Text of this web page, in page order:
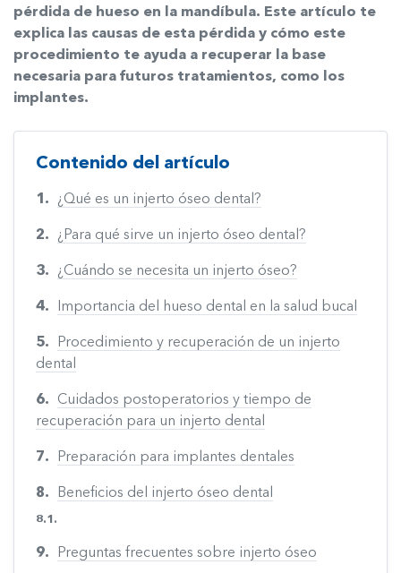
pérdida de hueso en la mandíbula. Este artículo te
explica las causas de esta pérdida y cómo este
procedimiento te ayuda a recuperar la base
necesaria para futuros tratamientos, como los
implantes.
Contenido del artículo
¿Qué es un injerto óseo dental?
¿Para qué sirve un injerto óseo dental?
¿Cuándo se necesita un injerto óseo?
Importancia del hueso dental en la salud bucal
Procedimiento y recuperación de un injerto
dental
Cuidados postoperatorios y tiempo de
recuperación para un injerto dental
Preparación para implantes dentales
Beneficios del injerto óseo dental
Preguntas frecuentes sobre injerto óseo